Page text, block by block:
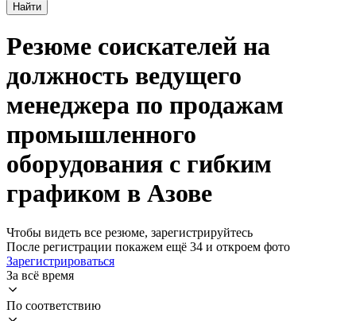
Найти
Резюме соискателей на
должность ведущего
менеджера по продажам
промышленного
оборудования с гибким
графиком в Азове
Чтобы видеть все резюме, зарегистрируйтесь
После регистрации покажем ещё 34 и откроем фото
Зарегистрироваться
За всё время
По соответствию